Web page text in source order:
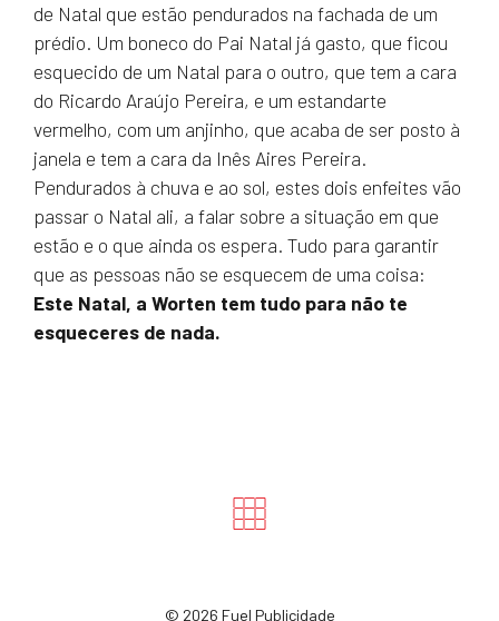
de Natal que estão pendurados na fachada de um
prédio. Um boneco do Pai Natal já gasto, que ficou
esquecido de um Natal para o outro, que tem a cara
do Ricardo Araújo Pereira, e um estandarte
vermelho, com um anjinho, que acaba de ser posto à
janela e tem a cara da Inês Aires Pereira.
Pendurados à chuva e ao sol, estes dois enfeites vão
passar o Natal ali, a falar sobre a situação em que
estão e o que ainda os espera. Tudo para garantir
que as pessoas não se esquecem de uma coisa:
Este Natal, a Worten tem tudo para não te
esqueceres de nada.
© 2026 Fuel Publicidade